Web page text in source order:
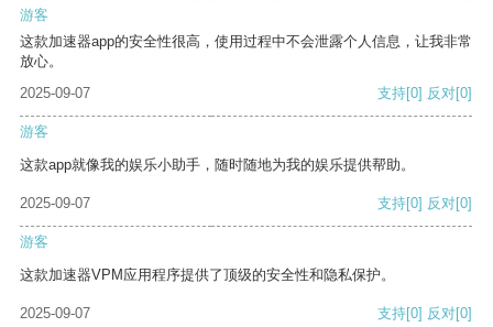
游客
这款加速器app的安全性很高，使用过程中不会泄露个人信息，让我非常
放心。
2025-09-07
支持[0] 反对[0]
游客
这款app就像我的娱乐小助手，随时随地为我的娱乐提供帮助。
2025-09-07 支持[0] 反对[0]
游客
这款加速器VPM应用程序提供了顶级的安全性和隐私保护。
2025-09-07 支持[0] 反对[0]